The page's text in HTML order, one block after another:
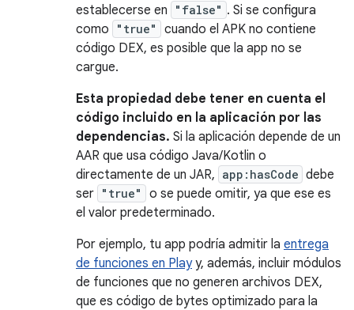
establecerse en
"false" . Si se configura
como
"true"
cuando el APK no contiene
código DEX, es posible que la app no se
cargue.
Esta propiedad debe tener en cuenta el
código incluido en la aplicación por las
dependencias. Si la aplicación depende de un
AAR que usa código Java/Kotlin o
directamente de un JAR, app:hasCode debe
ser "true"
o se puede omitir, ya que ese es
el valor predeterminado.
Por ejemplo, tu app podría admitir la entrega
de funciones en Playy, además, incluir módulos
de funciones que no generen archivos DEX,
que es código de bytes optimizado para la